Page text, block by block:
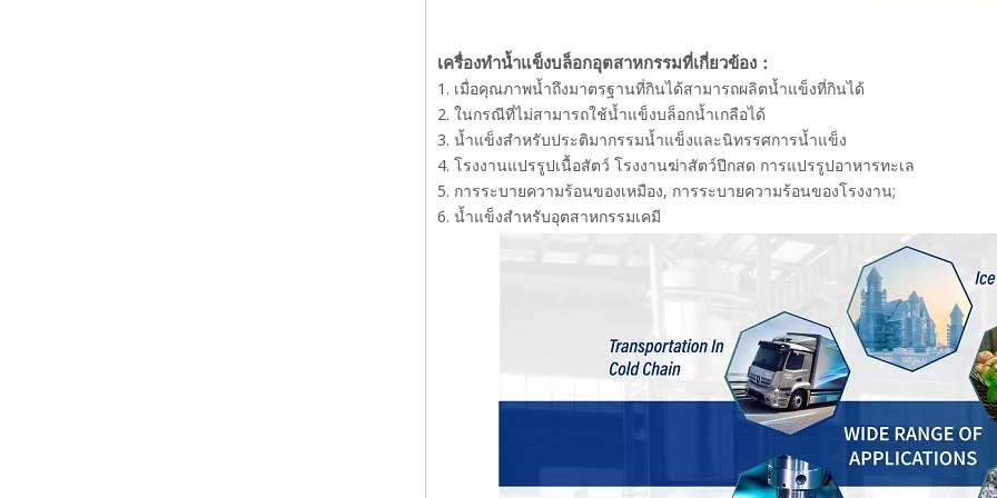
เครื่องทำน้ำแข็งบล็อกอุตสาหกรรมที่เกี่ยวข้อง：
1. เมื่อคุณภาพน้ำถึงมาตรฐานที่กินได้สามารถผลิตน้ำแข็งที่กินได้
2. ในกรณีที่ไม่สามารถใช้น้ำแข็งบล็อกน้ำเกลือได้
3. น้ำแข็งสำหรับประติมากรรมน้ำแข็งและนิทรรศการน้ำแข็ง
4. โรงงานแปรรูปเนื้อสัตว์ โรงงานฆ่าสัตว์ปีกสด การแปรรูปอาหารทะเล
5. การระบายความร้อนของเหมือง, การระบายความร้อนของโรงงาน;
6. น้ำแข็งสำหรับอุตสาหกรรมเคมี